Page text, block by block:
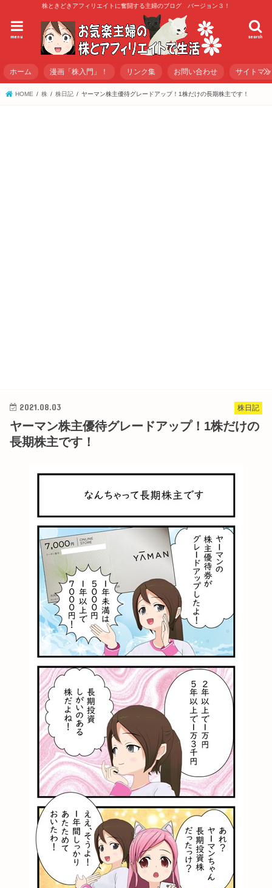
株ときどきアフィリエイトに奮闘する主婦のブログ バージョン３！
search
menu
ホーム 漫画「株入門」！ リンク集 お問い合わせ サイトマ
HOME 株 株日記 ヤーマン株主優待グレードアップ！1株だけの長期株主です！
株日記
2021.08.03
ヤーマン株主優待グレードアップ！1株だけの
長期株主です！